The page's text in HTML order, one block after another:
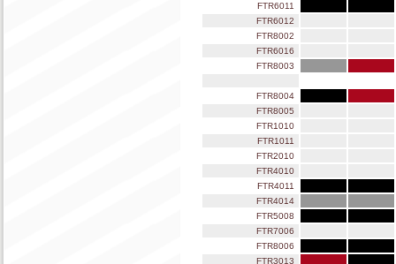
FTR6011
FTR6012
FTR8002
FTR6016
FTR8003
FTR8004
FTR8005
FTR1010
FTR1011
FTR2010
FTR4010
FTR4011
FTR4014
FTR5008
FTR7006
FTR8006
FTR3013